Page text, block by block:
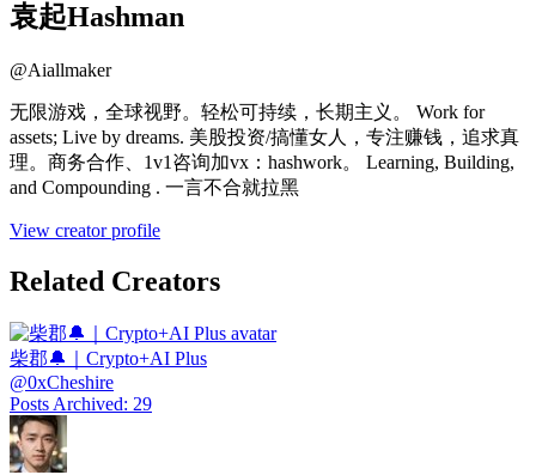
袁起Hashman
@Aiallmaker
无限游戏，全球视野。轻松可持续，长期主义。 Work for
assets; Live by dreams. 美股投资/搞懂女人，专注赚钱，追求真
理。商务合作、1v1咨询加vx：hashwork。 Learning, Building,
and Compounding . 一言不合就拉黑
View creator profile
Related Creators
柴郡🔔｜Crypto+AI Plus
@0xCheshire
Posts Archived: 29